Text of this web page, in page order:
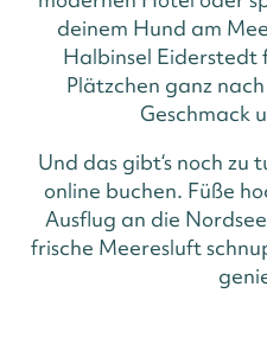
deinem Hund am
Halbinsel Eiderstedt
Plätzchen ganz
Geschmack
Und das gibt‘s noch zu
online buchen. Füße
Ausflug an die
frische Meeresluft